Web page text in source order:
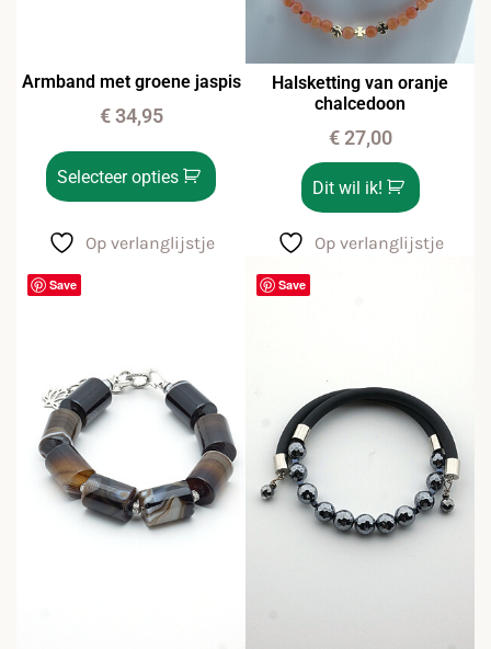
Armband met groene jaspis
€34,95
Selecteer opties
Op verlanglijstje
Halsketting van oranje
chalcedoon
€27,00
Dit wil ik!
Op verlanglijstje
Save Save